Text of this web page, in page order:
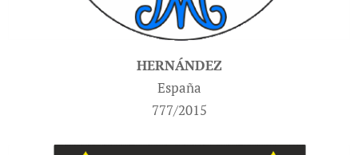
HERNÁNDEZ
España
777/2015